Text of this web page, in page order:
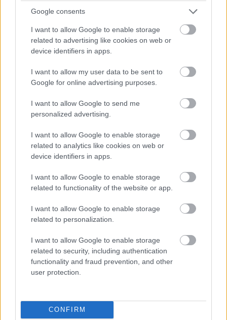
Google consents
I want to allow Google to enable storage
related to advertising like cookies on web or
device identifiers in apps.
I want to allow my user data to be sent to
Google for online advertising purposes.
I want to allow Google to send me
personalized advertising.
I want to allow Google to enable storage
related to analytics like cookies on web or
device identifiers in apps.
I want to allow Google to enable storage
related to functionality of the website or app.
I want to allow Google to enable storage
related to personalization.
I want to allow Google to enable storage
related to security, including authentication
functionality and fraud prevention, and other
user protection.
CONFIRM